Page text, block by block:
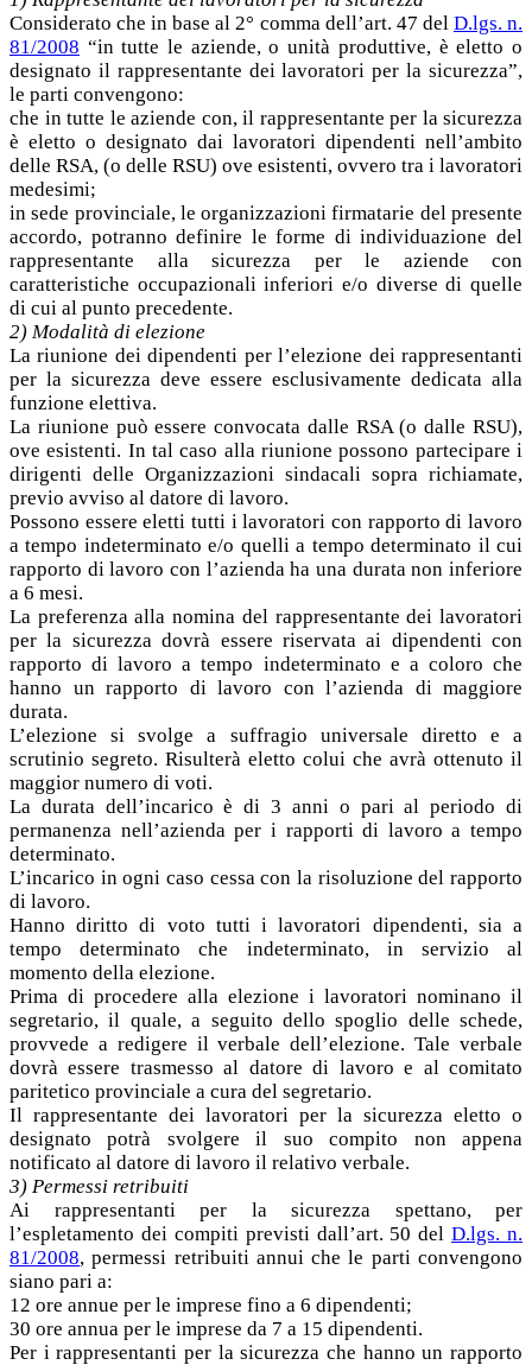
Considerato che in base al 2° comma dell’art. 47 del D.lgs. n.
81/2008 “in tutte le aziende, o unità produttive, è eletto o
designato il rappresentante dei lavoratori per la sicurezza”,
le parti convengono:
che in tutte le aziende con, il rappresentante per la sicurezza
è eletto o designato dai lavoratori dipendenti nell’ambito
delle RSA, (o delle RSU) ove esistenti, ovvero tra i lavoratori
medesimi;
in sede provinciale, le organizzazioni firmatarie del presente
accordo, potranno definire le forme di individuazione del
rappresentante alla sicurezza per le aziende con
caratteristiche occupazionali inferiori e/o diverse di quelle
di cui al punto precedente.
2) Modalità di elezione
La riunione dei dipendenti per l’elezione dei rappresentanti
per la sicurezza deve essere esclusivamente dedicata alla
funzione elettiva.
La riunione può essere convocata dalle RSA (o dalle RSU),
ove esistenti. In tal caso alla riunione possono partecipare i
dirigenti delle Organizzazioni sindacali sopra richiamate,
previo avviso al datore di lavoro.
Possono essere eletti tutti i lavoratori con rapporto di lavoro
a tempo indeterminato e/o quelli a tempo determinato il cui
rapporto di lavoro con l’azienda ha una durata non inferiore
a 6 mesi.
La preferenza alla nomina del rappresentante dei lavoratori
per la sicurezza dovrà essere riservata ai dipendenti con
rapporto di lavoro a tempo indeterminato e a coloro che
hanno un rapporto di lavoro con l’azienda di maggiore
durata.
L’elezione si svolge a suffragio universale diretto e a
scrutinio segreto. Risulterà eletto colui che avrà ottenuto il
maggior numero di voti.
La durata dell’incarico è di 3 anni o pari al periodo di
permanenza nell’azienda per i rapporti di lavoro a tempo
determinato.
L’incarico in ogni caso cessa con la risoluzione del rapporto
di lavoro.
Hanno diritto di voto tutti i lavoratori dipendenti, sia a
tempo determinato che indeterminato, in servizio al
momento della elezione.
Prima di procedere alla elezione i lavoratori nominano il
segretario, il quale, a seguito dello spoglio delle schede,
provvede a redigere il verbale dell’elezione. Tale verbale
dovrà essere trasmesso al datore di lavoro e al comitato
paritetico provinciale a cura del segretario.
Il rappresentante dei lavoratori per la sicurezza eletto o
designato potrà svolgere il suo compito non appena
notificato al datore di lavoro il relativo verbale.
3) Permessi retribuiti
Ai rappresentanti per la sicurezza spettano, per
l’espletamento dei compiti previsti dall’art. 50 delD.lgs. n.
81/2008, permessi retribuiti annui che le parti convengono
siano pari a:
12 ore annue per le imprese fino a 6 dipendenti;
30 ore annua per le imprese da 7 a 15 dipendenti.
Per i rappresentanti per la sicurezza che hanno un rapporto